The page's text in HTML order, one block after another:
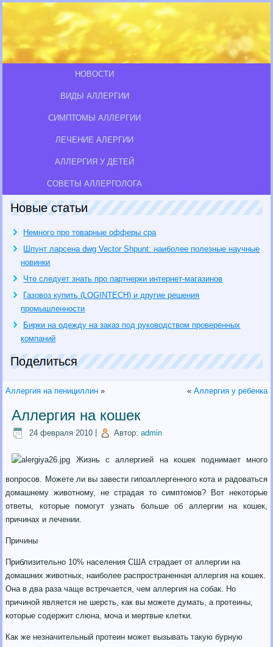
НОВОСТИ
ВИДЫ АЛЛЕРГИИ
СИМПТОМЫ АЛЛЕРГИИ
ЛЕЧЕНИЕ АЛЕРГИИ
АЛЛЕРГИЯ У ДЕТЕЙ
СОВЕТЫ АЛЛЕРГОЛОГА
Новые статьи
Немного про товарные офферы cpa
Шпунт ларсена dwg Vector Shpunt: наиболее полезные научные
новинки
Что следует знать про партнерки интернет-магазинов
Газовоз купить (LOGINTECH) и другие решения
промышленности
Бирки на одежду на заказ под руководством проверенных
компаний
Поделиться
Аллергия на пенициллин » « Аллергия у ребенка
Аллергия на кошек
24 февраля 2010 Автор: admin
Жизнь с аллергией на кошек поднимает много
вопросов. Можете ли вы завести гипоаллергенного кота и радоваться
домашнему животному, не страдая то симптомов? Вот некоторые
ответы, которые помогут узнать больше об аллергии на кошек,
причинах и лечении.
Причины
Приблизительно 10% населения США страдает от аллергии на
домашних животных, наиболее распространенная аллергия на кошек.
Она в два раза чаще встречается, чем аллергия на собак. Но
причиной является не шерсть, как вы можете думать, а протеины,
которые содержит слюна, моча и мертвые клетки.
Как же незначительный протеин может вызывать такую бурную